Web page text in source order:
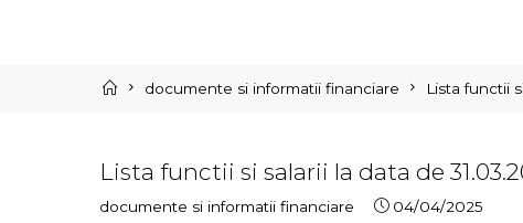
Home
documente si informatii financiare Lista functii
Lista functii si salarii la data de
documente si informatii financiare 04/04/2025